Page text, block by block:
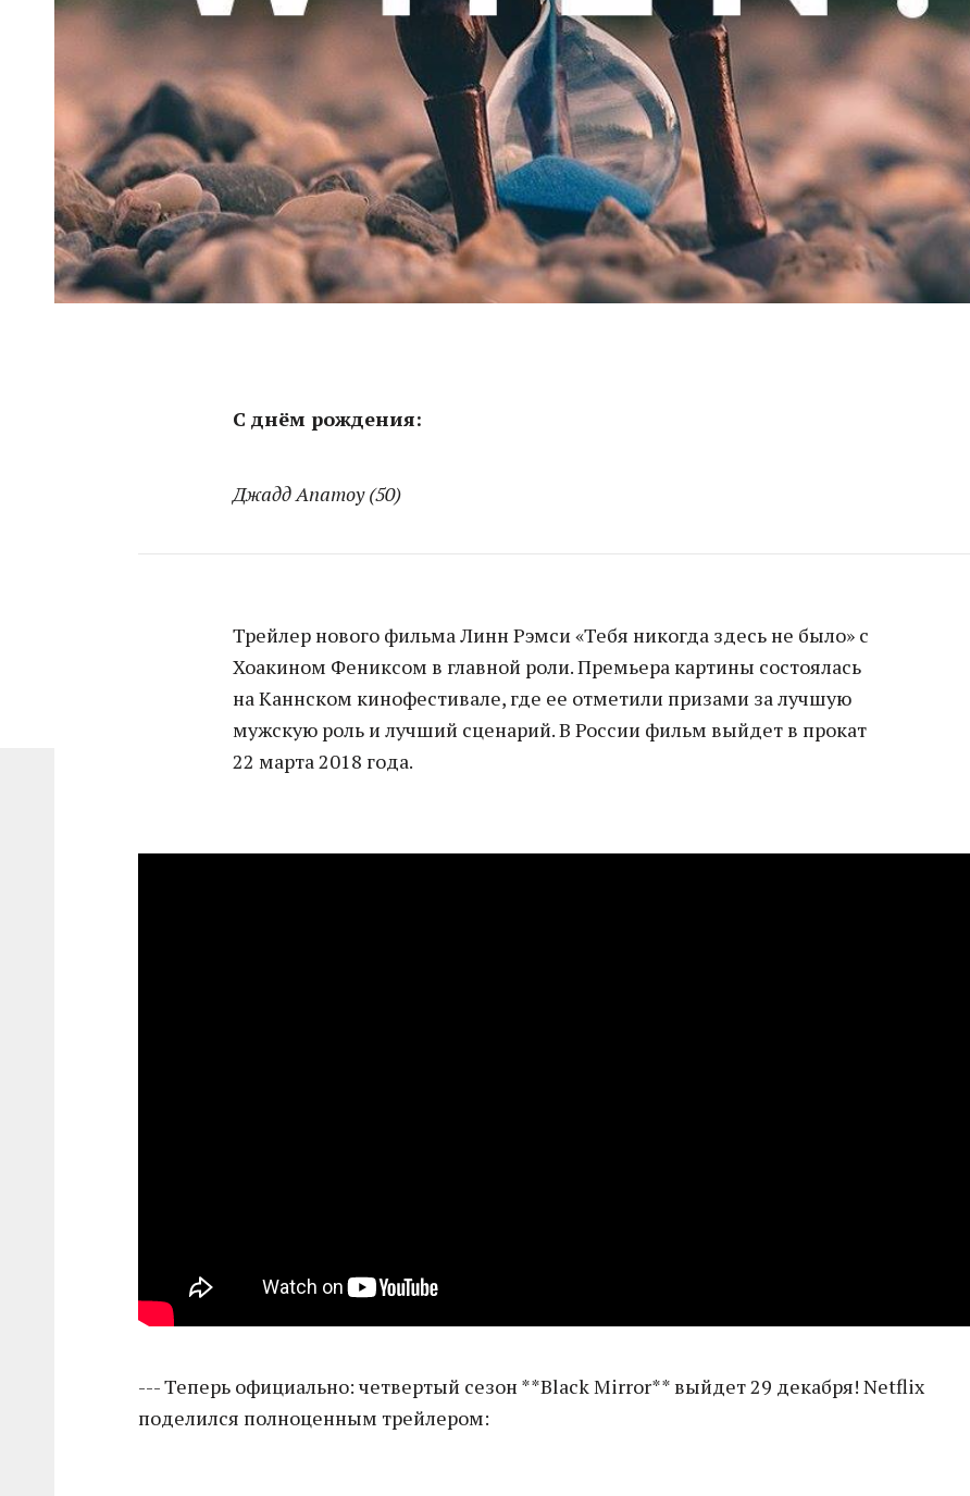
С днём рождения:
Джадд Апатоу (50)
Трейлер нового фильма Линн Рэмси «Тебя никогда здесь не было» с
Хоакином Фениксом в главной роли. Премьера картины состоялась
на Каннском кинофестивале, где ее отметили призами за лучшую
мужскую роль и лучший сценарий. В России фильм выйдет в прокат
22 марта 2018 года.
--- Теперь официально: четвертый сезон **Black Mirror** выйдет 29 декабря! Netflix
поделился полноценным трейлером: